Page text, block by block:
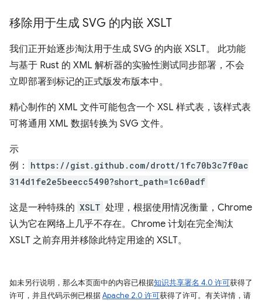
移除用于生成 SVG 的内嵌 XSLT
我们正开始逐步淘汰用于生成 SVG 的内嵌 XSLT。 此功能
与基于 Rust 的 XML 解析器的实验性测试同步部署，不会
立即部署到标记的正式版发布版本中。
精心制作的 XML 文件可能包含一个 XSL 样式表，该样式表
可将通用 XML 数据转换为 SVG 文件。
示
例：
https://gist.github.com/drott/1fc70b3c7f0ac
314d1fe2e5beecc5490?short_path=1c60adf
这是一种特殊的 XSLT 处理，根据使用情况衡量，Chrome
认为它在网络上几乎不存在。Chrome 计划在完全淘汰
XSLT 之前弃用并移除此特定用途的 XSLT。
如未另行说明，那么本页面中的内容已根据知识共享署名 4.0 许可获得了
许可，并且代码示例已根据Apache 2.0 许可获得了许可。有关详情，请